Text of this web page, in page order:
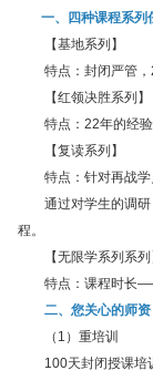
一、四种课程系列
【基地系列】
特点：封闭严管，
【红领决胜系列】
特点：22年的经验
【复读系列】
特点：针对再战学
通过对学生的调研
程。
【无限学系列系列
特点：课程时长
二、您关心的师资
（1）重培训
100天封闭授课培